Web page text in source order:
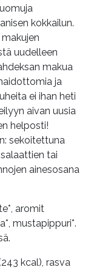
kokkailun.
uudelleen
makua
ja
ei ihan heti
aivan uusia
helposti!
sekoitettuna
tai
ainesosana
aromit
mustapippuri*.
kcal), rasva